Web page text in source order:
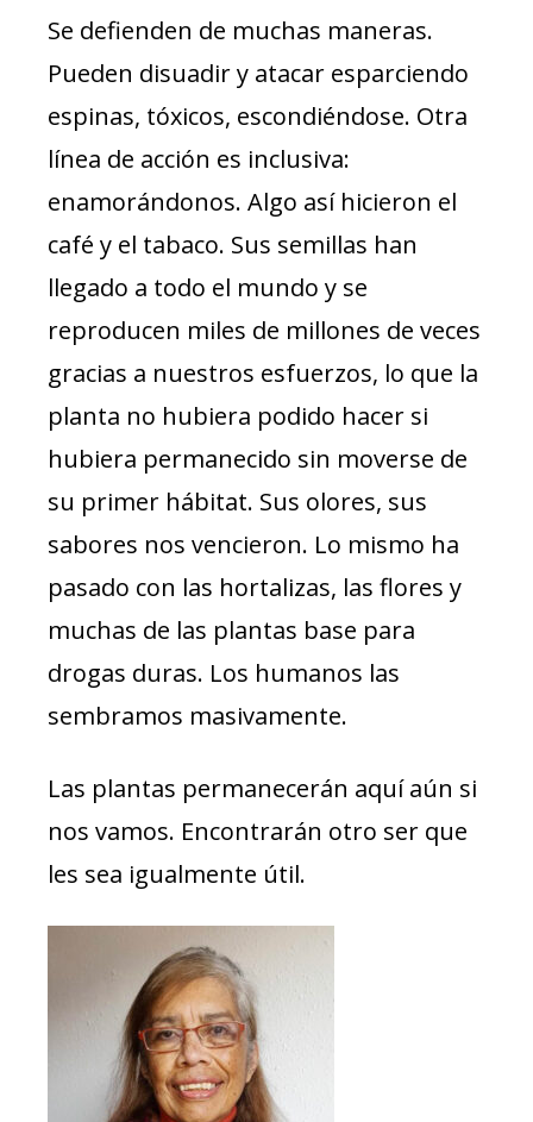
Se defienden de muchas maneras.
Pueden disuadir y atacar esparciendo
espinas, tóxicos, escondiéndose. Otra
línea de acción es inclusiva:
enamorándonos. Algo así hicieron el
café y el tabaco. Sus semillas han
llegado a todo el mundo y se
reproducen miles de millones de veces
gracias a nuestros esfuerzos, lo que la
planta no hubiera podido hacer si
hubiera permanecido sin moverse de
su primer hábitat. Sus olores, sus
sabores nos vencieron. Lo mismo ha
pasado con las hortalizas, las flores y
muchas de las plantas base para
drogas duras. Los humanos las
sembramos masivamente.
Las plantas permanecerán aquí aún si
nos vamos. Encontrarán otro ser que
les sea igualmente útil.